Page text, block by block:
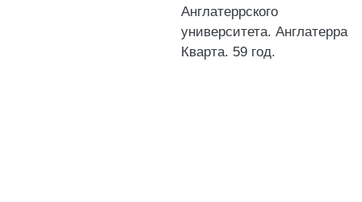
Англатеррского
университета. Англатерра
Кварта. 59 год.